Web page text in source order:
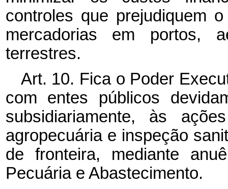
controles que prejudiquem
mercadorias em portos,
terrestres.
Art. 10. Fica o Poder
com entes públicos
subsidiariamente, às
agropecuária e inspeção
de fronteira, mediante
Pecuária e Abastecimento.